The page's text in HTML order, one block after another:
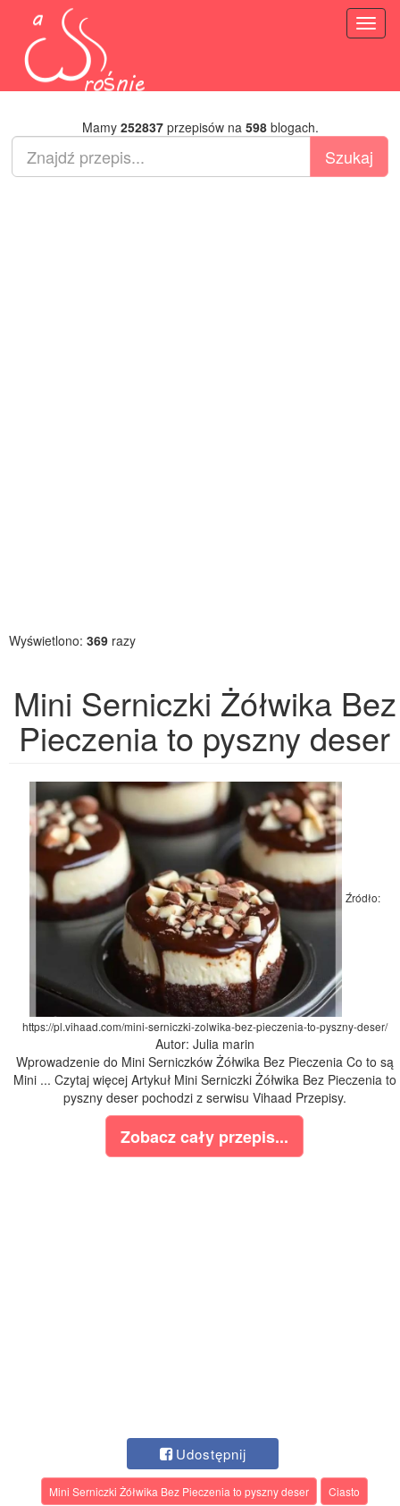
Mamy 252837przepisów na 598blogach.
Wyświetlono: 369 razy
Mini Serniczki Żółwika Bez
Pieczenia to pyszny deser
Źródło:
https://pl.vihaad.com/mini-serniczki-zolwika-bez-pieczenia-to-pyszny-deser/
Autor: Julia marin
Wprowadzenie do Mini Serniczków Żółwika Bez Pieczenia Co to są
Mini ... Czytaj więcej Artykuł Mini Serniczki Żółwika Bez Pieczenia to
pyszny deser pochodzi z serwisu Vihaad Przepisy.
Zobacz cały przepis...
Udostępnij
Mini Serniczki Żółwika Bez Pieczenia to pyszny deser Ciasto